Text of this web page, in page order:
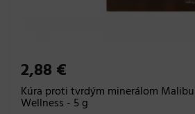
2,88 €
Kúra proti tvrdým minerálom
Wellness - 5 g